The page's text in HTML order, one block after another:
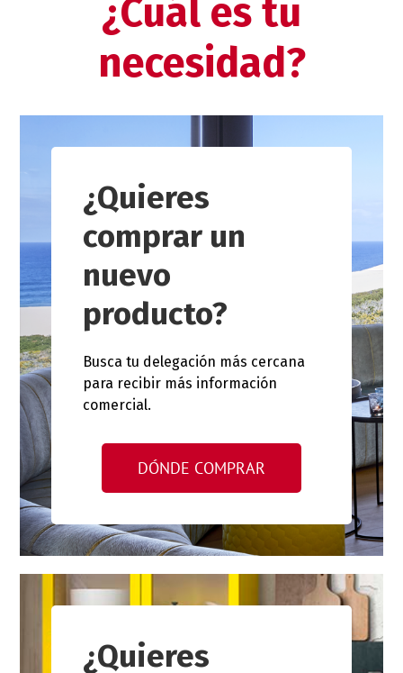
¿Cuál es tu
necesidad?
¿Quieres
comprar un
nuevo
producto?
Busca tu delegación más cercana
para recibir más información
comercial.
DÓNDE COMPRAR
¿Quieres